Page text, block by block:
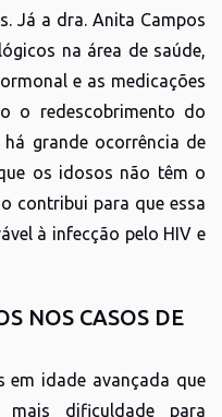
Já a dra. Anita Campos
na área de saúde,
e as medicações
o redescobrimento do
grande ocorrência de
os idosos não têm o
contribui para que essa
à infecção pelo HIV e
NOS CASOS DE
em idade avançada que
dificuldade para